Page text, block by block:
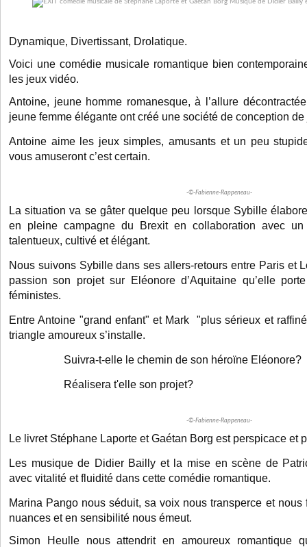
Dynamique, Divertissant, Drolatique.
Voici une comédie musicale romantique bien
les jeux vidéo.
Antoine, jeune homme romanesque, à l’allure
jeune femme élégante ont créé une société de conception
Antoine aime les jeux simples, amusants et un peu
vous amuseront c’est certain.
-©-Fabienne-Rappeneau-
La situation va se gâter quelque peu lorsque Sybille
en pleine campagne du Brexit en collaboration avec un
talentueux, cultivé et élégant.
Nous suivons Sybille dans ses allers-retours entre Paris et
passion son projet sur Eléonore d’Aquitaine qu’elle
féministes.
Entre Antoine "grand enfant" et Mark "plus sérieux et
triangle amoureux s’installe.
Suivra-t-elle le chemin de son héroïne Eléonore?
Réalisera t'elle son projet?
-©-Fabienne-Rappeneau-
Le livret Stéphane Laporte et Gaétan Borg est perspicace et
Les musique de Didier Bailly et la mise en scène de
avec vitalité et fluidité dans cette comédie romantique.
Marina Pango nous séduit, sa voix nous transperce et nous
nuances et en sensibilité nous émeut.
Simon Heulle nous attendrit en amoureux romantique